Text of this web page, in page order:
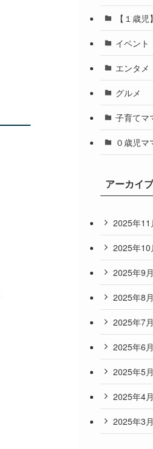
【１歳
イベント
エンタメ
グルメ
子育てマ
０歳児マ
アーカイブ
2025年11
2025年10
2025年9月
2025年8月
2025年7月
2025年6月
2025年5月
2025年4月
2025年3月